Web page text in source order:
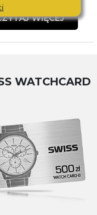
WIĘCEJ
WATCHCARD